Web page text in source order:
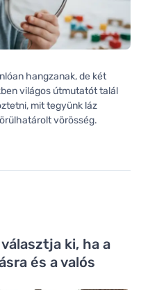
hangzanak, de két
világos útmutatót talál
mit tegyünk láz
vörösség.
ki, ha a
és a valós